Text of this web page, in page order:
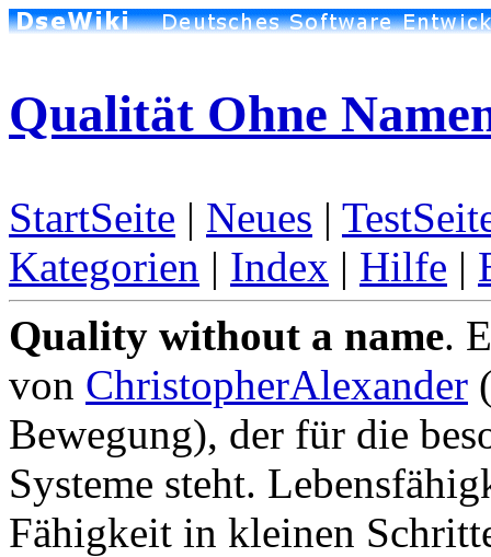
Qualität Ohne
StartSeite | Neues |
Kategorien | Index | Hilfe |
Quality without a name.
von ChristopherAlexander
Bewegung), der für die
Systeme steht.
Fähigkeit in kleinen